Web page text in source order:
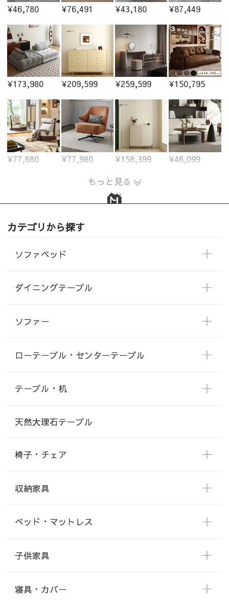
¥46,780 ¥76,491 ¥43,180 ¥87,449
¥173,980 ¥209,599 ¥259,599 ¥150,795
¥77,680 ¥77,980 ¥158,399
¥46,099
もっと見る
カテゴリから探す
ソファベッド
ダイニングテーブル
ソファー
ローテーブル・センターテーブル
テーブル・机
天然大理石テーブル
椅子・チェア
収納家具
ベッド・マットレス
子供家具
寝具・カバー